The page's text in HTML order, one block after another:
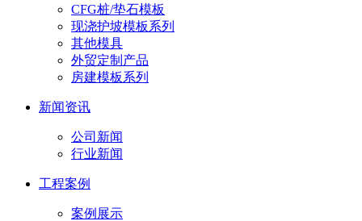
CFG桩/垫石模板
现浇护坡模板系列
其他模具
外贸定制产品
房建模板系列
新闻资讯
公司新闻
行业新闻
工程案例
案例展示